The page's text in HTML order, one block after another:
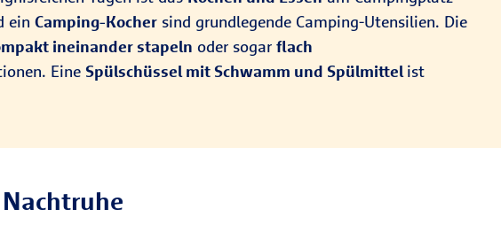
ein Camping-Kocher sind grundlegende Camping-Utensilien. Die
ineinander stapeln oder sogar flach
Eine Spülschüssel mit Schwamm und Spülmittelist